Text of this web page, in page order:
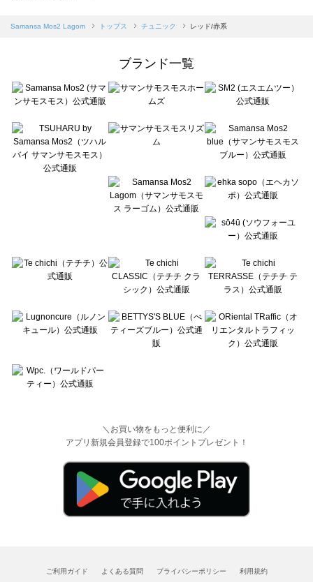
Samansa Mos2 blue（サマンサモスモス ブルー）のチュニック一覧
sō4ū（ソウフォーユー）のチュニック一覧
Te chichi（テチチ）のチュニック一覧
Te chichi CLASSIC（テチチ クラシック）のチュニック一覧
Lugnoncure（ルノンキュール）のチュニック一覧
BETTY'S BLUE（べティーズブルー）のチュニック一覧
Wpc.（ワールドパーティー）のチュニック一覧
Samansa Mos2 Lagom トップス チュニック レッド/赤系
ブランド一覧
＼お買い物をもっと便利に／
アプリ新規会員登録で100ポイントプレゼント！
ご利用ガイド よくある質問 プライバシーポリシー 利用規約